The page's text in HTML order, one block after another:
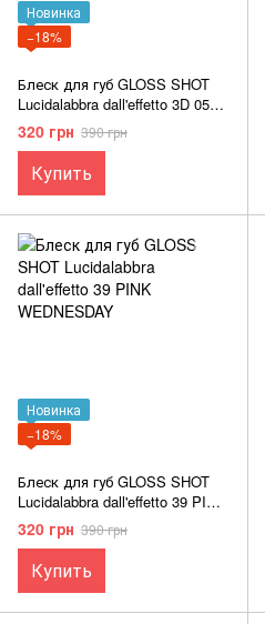
Новинка
−18%
Блеск для губ GLOSS SHOT
Lucidalabbra dall'effetto 3D 05
GENTLELADY
320 грн 390 грн
Купить
Новинка
−18%
Блеск для губ GLOSS SHOT
Lucidalabbra dall'effetto 39 PINK
WEDNESDAY
320 грн 390 грн
Купить